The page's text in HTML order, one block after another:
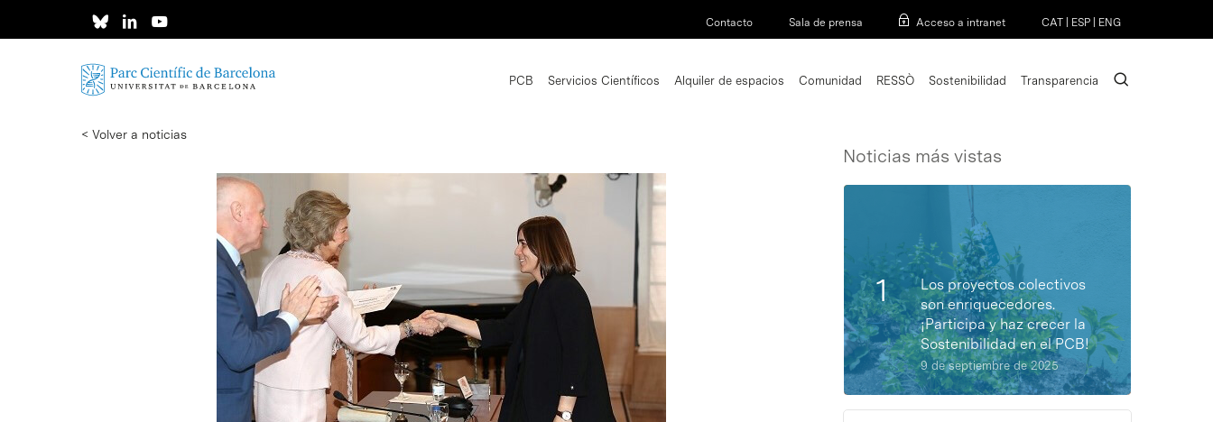
Contacto Sala de prensa Acceso a intranet CAT ESP ENG
Intro para buscar o ESC per cerrar
PCB Servicios Científicos Alquiler de espacios Comunidad RESSÒ Sostenibilidad Transparencia search
< Volver a noticias
Noticias más vistas
Los proyectos colectivos
son enriquecedores.
¡Participa y haz crecer la
Sostenibilidad en el PCB!
9 de septiembre de 2025